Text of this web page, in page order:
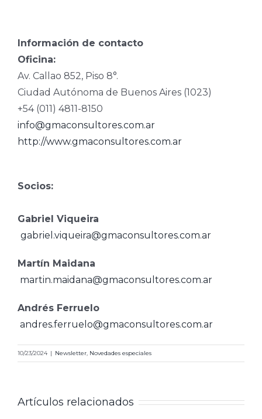
Información de contacto
Oficina:
Av. Callao 852, Piso 8°.
Ciudad Autónoma de Buenos Aires (1023)
+54 (011) 4811-8150
info@gmaconsultores.com.ar
http://www.gmaconsultores.com.ar
Socios:
Gabriel Viqueira
gabriel.viqueira@gmaconsultores.com.ar
Martín Maidana
martin.maidana@gmaconsultores.com.ar
Andrés Ferruelo
andres.ferruelo@gmaconsultores.com.ar
10/23/2024 | Newsletter Novedades especiales
Artículos relacionados